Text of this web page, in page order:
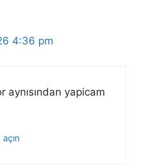
4:36 pm
aynısından yapicam